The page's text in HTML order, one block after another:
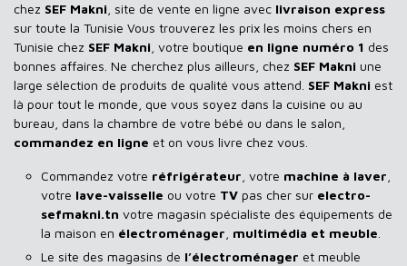
chez SEF Makni , site de vente en ligne avec livraison express
sur toute la Tunisie Vous trouverez les prix les moins chers en
Tunisie chez SEF Makni , votre boutique en ligne numéro 1 des
bonnes affaires. Ne cherchez plus ailleurs, chez SEF Makni une
large sélection de produits de qualité vous attend. SEF Makni est
là pour tout le monde, que vous soyez dans la cuisine ou au
bureau, dans la chambre de votre bébé ou dans le salon,
commandez en ligne et on vous livre chez vous.
Commandez votre réfrigérateur , votre machine à laver
votre lave-vaisselle ou votre TV pas cher sur electro-
sefmakni.tn votre magasin spécialiste des équipements de
la maison en électroménager multimédia et meuble
Le site des magasins de l’électroménager et meuble